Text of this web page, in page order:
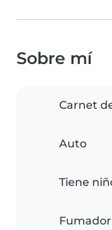
Sobre mí
Carnet
Auto
Tiene
Fumador